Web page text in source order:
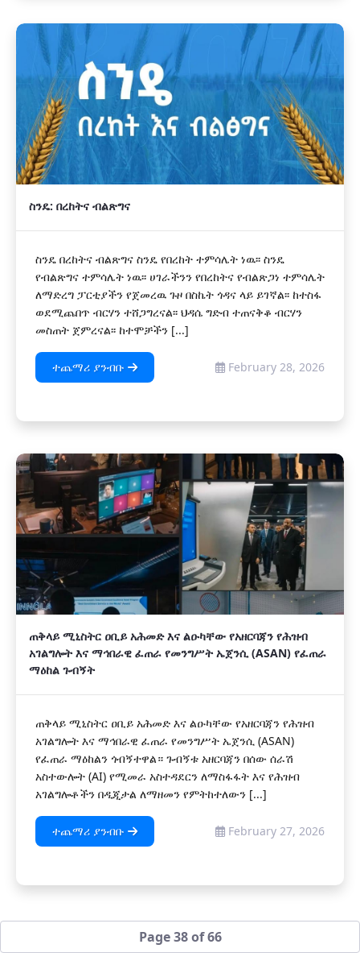
ስንዴ: በረከትና ብልጽግና
ስንዴ በረከትና ብልጽግና ስንዴ የበረከት ተምሳሌት ነዉ፡፡ ስንዴ
የብልጽግና ተምሳሌት ነዉ፡፡ ሀገራችንን የበረከትና የብልጽጋነ ተምሳሌት
ለማድረግ ፓርቲያችን የጀመረዉ ጉዞ በስኬት ጎዳና ላይ ይገኛል፡፡ ከተስፋ
ወደሚጨበጥ ብርሃን ተሸጋግረናል፡፡ ህዳሴ ግድብ ተጠናቅቆ ብርሃን
መስጠት ጀምረናል፡፡ ከተሞቻችን [...]
ተጨማሪ ያንብቡ February 28, 2026
ጠቅላይ ሚኒስትር ዐቢይ አሕመድ እና ልዑካቸው የአዘርባጃን የሕዝብ
አገልግሎት እና ማኅበራዊ ፈጠራ የመንግሥት ኤጀንሲ (ASAN) የፈጠራ
ማዕከል ጉብኝት
ጠቅላይ ሚኒስትር ዐቢይ አሕመድ እና ልዑካቸው የአዘርባጃን የሕዝብ
አገልግሎት እና ማኅበራዊ ፈጠራ የመንግሥት ኤጀንሲ (ASAN)
የፈጠራ ማዕከልን ጎብኝተዋል። ጉብኝቱ አዘርባጃን በሰው ሰራሽ
አስተውሎት (AI) የሚመራ አስተዳደርን ለማስፋፋት እና የሕዝብ
አገልግሎቶችን በዲጂታል ለማዘመን የምትከተለውን [...]
ተጨማሪ ያንብቡ February 27, 2026
Page 38 of 66